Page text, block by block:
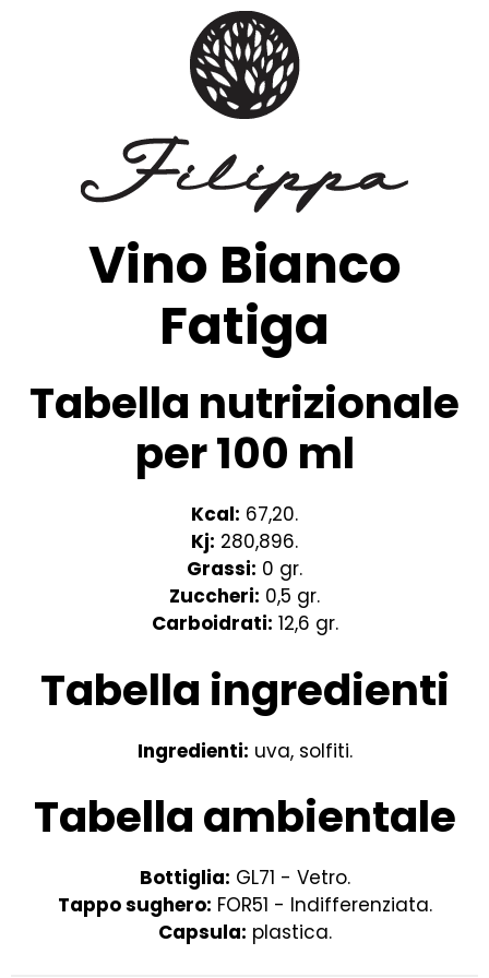
Vino Bianco
Fatiga
Tabella nutrizionale
per 100 ml
Kcal: 67,20.
Kj: 280,896.
Grassi: 0 gr.
Zuccheri: 0,5 gr.
Carboidrati: 12,6 gr.
Tabella ingredienti
Ingredienti: uva, solfiti.
Tabella ambientale
Bottiglia: GL71 - Vetro.
Tappo sughero: FOR51 - Indifferenziata.
Capsula: plastica.